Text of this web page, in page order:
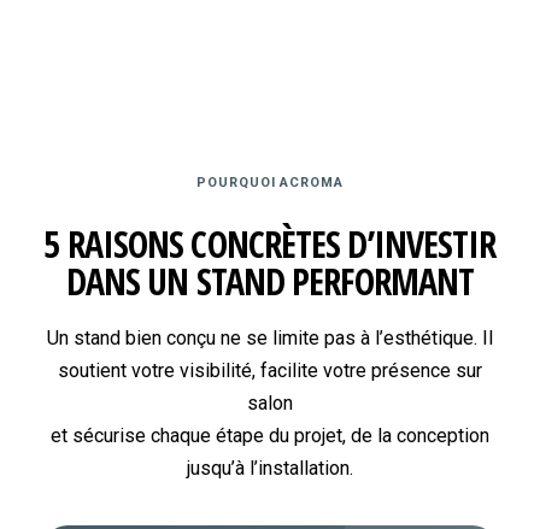
POURQUOI ACROMA
5 RAISONS CONCRÈTES D’INVESTIR
DANS UN STAND PERFORMANT
Un stand bien conçu ne se limite pas à l’esthétique. Il
soutient votre visibilité, facilite votre présence sur
salon
et sécurise chaque étape du projet, de la conception
jusqu’à l’installation.